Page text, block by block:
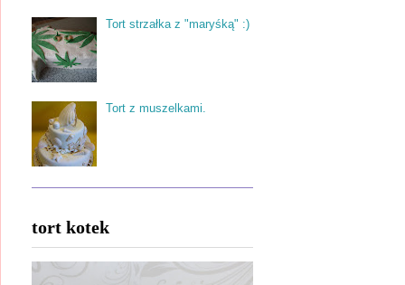
Tort strzałka z "maryśką" :)
Tort z muszelkami.
tort kotek